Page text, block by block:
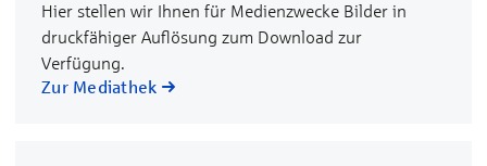
Hier stellen wir Ihnen für Medienzwecke Bilder in
druckfähiger Auflösung zum Download zur
Verfügung.
Zur Mediathek